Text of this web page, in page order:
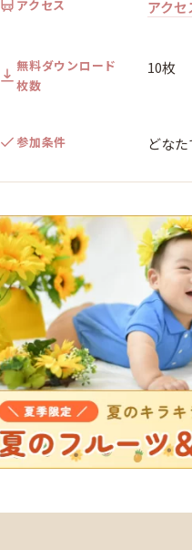
アクセス アク
無料ダウンロード
枚数
10枚
参加条件 どな